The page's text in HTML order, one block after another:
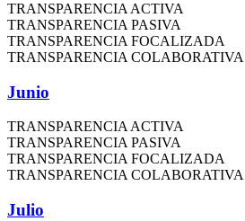
TRANSPARENCIA ACTIVA
TRANSPARENCIA PASIVA
TRANSPARENCIA FOCALIZADA
TRANSPARENCIA COLABORATIVA
Junio
TRANSPARENCIA ACTIVA
TRANSPARENCIA PASIVA
TRANSPARENCIA FOCALIZADA
TRANSPARENCIA COLABORATIVA
Julio